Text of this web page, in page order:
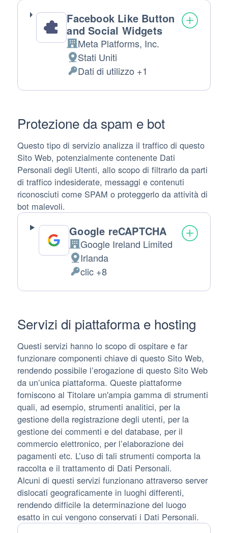
Facebook Like Button
and Social Widgets
Azienda:
Meta Platforms, Inc.
Luogo
del
trattamento:
Stati Uniti
Dati
Personali
Dati di utilizzo +1
Protezione da spam e bot
Questo tipo di servizio analizza il traffico di questo
Sito Web, potenzialmente contenente Dati
Personali degli Utenti, allo scopo di filtrarlo da parti
di traffico indesiderate, messaggi e contenuti
riconosciuti come SPAM o proteggerlo da attività di
bot malevoli.
Google reCAPTCHA
Azienda:
Google Ireland Limited
Luogo
del
trattamento:
Irlanda
Dati
Personali
clic +8
Servizi di piattaforma e hosting
Questi servizi hanno lo scopo di ospitare e far
funzionare componenti chiave di questo Sito Web,
rendendo possibile l’erogazione di questo Sito Web
da un’unica piattaforma. Queste piattaforme
forniscono al Titolare un'ampia gamma di strumenti
quali, ad esempio, strumenti analitici, per la
gestione della registrazione degli utenti, per la
gestione dei commenti e del database, per il
commercio elettronico, per l’elaborazione dei
pagamenti etc. L’uso di tali strumenti comporta la
raccolta e il trattamento di Dati Personali.
Alcuni di questi servizi funzionano attraverso server
dislocati geograficamente in luoghi differenti,
rendendo difficile la determinazione del luogo
esatto in cui vengono conservati i Dati Personali.